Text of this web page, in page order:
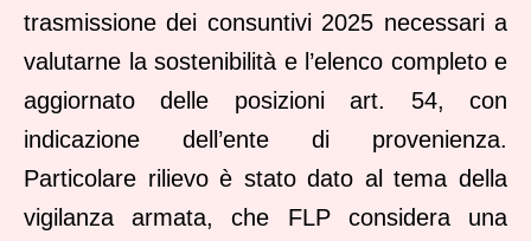
trasmissione dei consuntivi 2025 necessari a
valutarne la sostenibilità e l’elenco completo e
aggiornato delle posizioni art. 54, con
indicazione dell’ente di provenienza.
Particolare rilievo è stato dato al tema della
vigilanza armata, che FLP considera una